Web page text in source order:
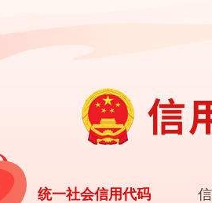
统一社会信用代码